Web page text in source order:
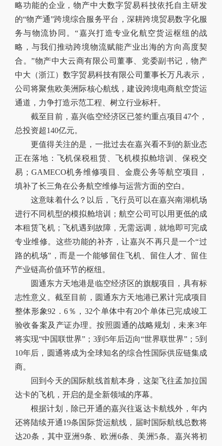
略功能的企业，物产中大数字贸易科技依托自主研发
的“物产通”跨境综合服务平台，深耕跨境贸易数字化服
务与物流协同。“嘉兴打造专业化航空货运枢纽的战
略，与我们推动跨境物流赋能产业出海的方向高度契
合。”物产中大云商有限公司董事、党委副书记，物产
中大（浙江）数字贸易科技有限公司董事长万凡表示，
公司将聚焦欧美洲际核心航线，建设跨境电商航空货运
通道，力争打造示范工程、树立行业标杆。
截至目前，嘉兴临空经济区已签约重点项目47个，
总投资超140亿元。
更值得关注的是，一批过去在嘉兴看不到的新业态
正在落地：飞机保税租赁、飞机模拟舱培训、保税交
易；GAMECO机务维修项目、金鹿公务等航空项目，
填补了长三角在公务航空维修与运营方面的空白。
这意味着什么？以后，飞行员可以在嘉兴南湖机场
进行不同机型的模拟舱培训；航空公司可以用更低的成
本租赁飞机；飞机遇到故障，无需远调，就地即可完成
专业维修。这些功能的补齐，让嘉兴不再只是一个“过
路的机场”，而是一个能够留住飞机、留住人才、留住
产业链高价值环节的枢纽。
圆通东方天地港是临空经济区的旗舰项目，具有标
志性意义。截至目前，圆通东方天地港已累计完成项目
整体形象92．6％，32个单体中有20个单体已完成竣工
验收备案及产证办理。按照圆通的战略规划，未来3年
将实现“中国联世界”；3到5年后迈向“世界联世界”；5到
10年后，圆通将成为全球知名的综合性国际供应链集成
商。
回到今天的国际航线首航本身，这架飞往孟加拉国
达卡的飞机，开启的是全新领域的序幕。
根据计划，除已开通的嘉兴往返达卡航线外，年内
还将陆续开通19条国际货运航线，届时国际航线总数将
达20条，其中亚洲9条、欧洲6条、美洲5条。嘉兴将初